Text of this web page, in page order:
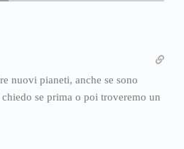
nuovi pianeti, anche se sono
se prima o poi troveremo un